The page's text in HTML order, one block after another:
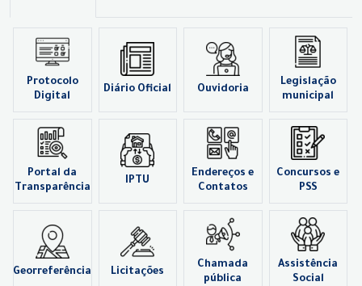
Protocolo
Digital
Diário Oficial Ouvidoria
Legislação
municipal
Portal da
Transparência
IPTU
Endereços e
Contatos
Concursos e
PSS
Georreferência Licitações
Chamada
pública
Assistência
Social